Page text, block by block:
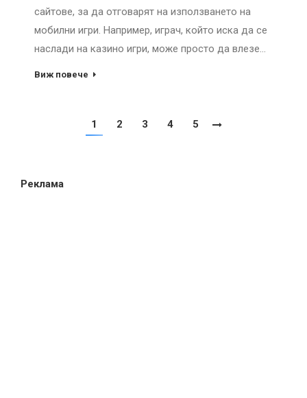
сайтове, за да отговарят на използването на
мобилни игри. Например, играч, който иска да се
наслади на казино игри, може просто да влезе…
Виж повече
1 2 3 4 5
Реклама